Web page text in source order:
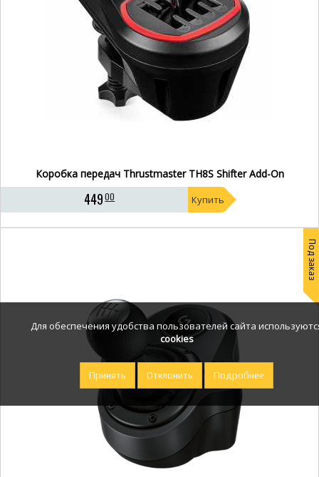
Коробка передач Thrustmaster TH8S Shifter Add-On
44900 Купить
Под заказ
Для обеспечения удобства пользователей сайта
cookies
Принять Отклонить Подробнее